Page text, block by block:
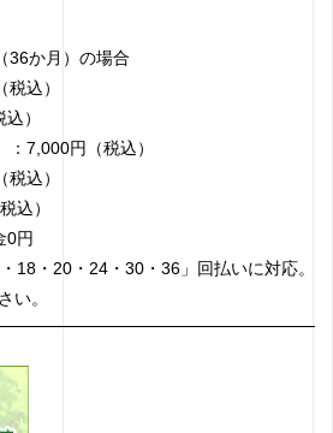
36か月）の場合
込）
）
7,000円（税込）
込）
込）
0円
18・20・24・30・36」回払いに対応。
い。